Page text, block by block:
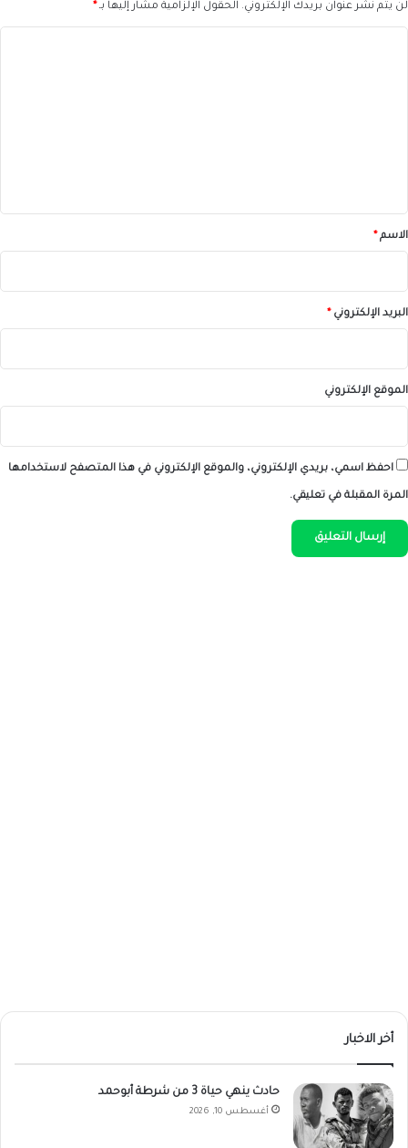
لن يتم نشر عنوان بريدك الإلكتروني. الحقول الإلزامية مشار إليها بـ *
*الاسم *
البريد الإلكتروني *
الموقع الإلكتروني
احفظ اسمي، بريدي الإلكتروني، والموقع الإلكتروني في هذا المتصفح لاستخدامها
المرة المقبلة في تعليقي.
أخر الاخبار
حادث ينهي حياة 3 من شرطة أبوحمد
أغسطس 10, 2026